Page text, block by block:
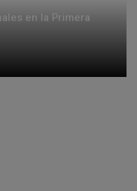
en la Primera